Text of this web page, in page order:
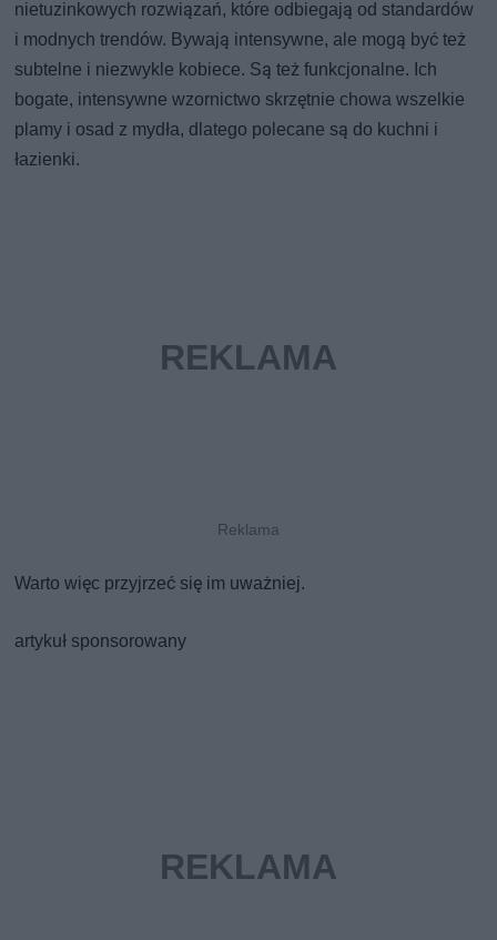
nietuzinkowych rozwiązań, które odbiegają od standardów
i modnych trendów. Bywają intensywne, ale mogą być też
subtelne i niezwykle kobiece. Są też funkcjonalne. Ich
bogate, intensywne wzornictwo skrzętnie chowa wszelkie
plamy i osad z mydła, dlatego polecane są do kuchni i
łazienki.
Warto więc przyjrzeć się im uważniej.
artykuł sponsorowany